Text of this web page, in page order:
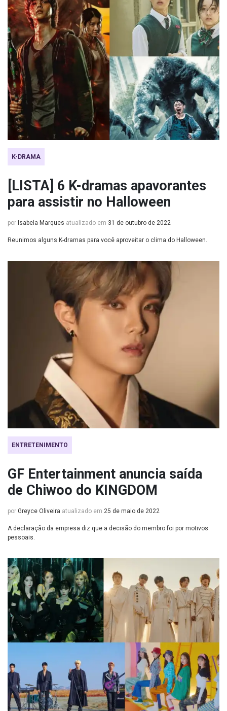
K-DRAMA
[LISTA] 6 K-dramas apavorantes
para assistir no Halloween
por Isabela Marques atualizado em 31 de outubro de 2022
Reunimos alguns K-dramas para você aproveitar o clima do Halloween.
ENTRETENIMENTO
GF Entertainment anuncia saída
de Chiwoo do KINGDOM
por Greyce Oliveira atualizado em 25 de maio de 2022
A declaração da empresa diz que a decisão do membro foi por motivos
pessoais.